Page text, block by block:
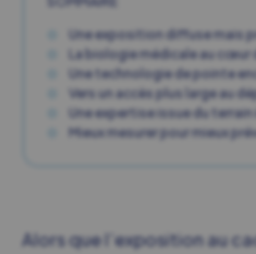
Une exposition diffuse mais
La biologie médicale au
Une technologie de pointe
Vers un accès plus large au
Une expertise issue du
Mieux mesurer pour mieux
Alors que l’exposition au